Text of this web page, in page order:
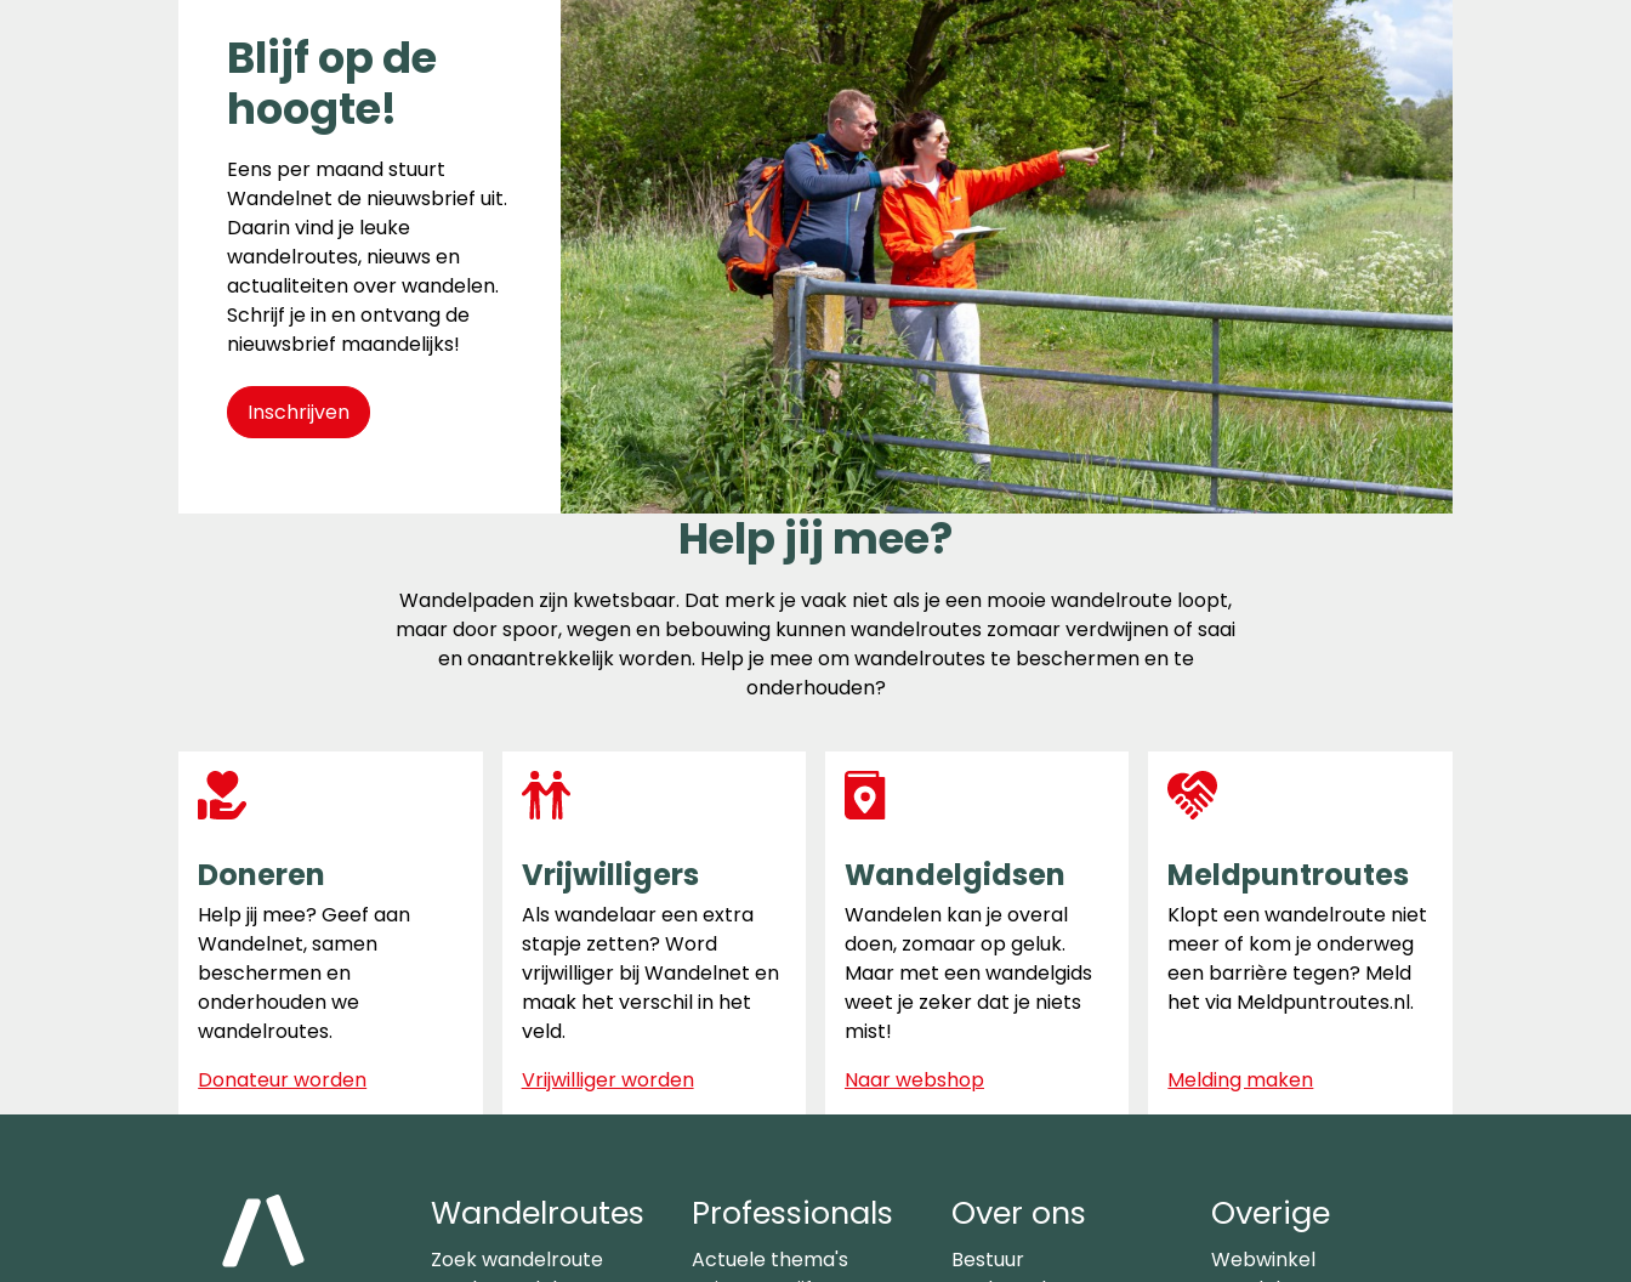
Blijf op de
hoogte!
Eens per maand stuurt
Wandelnet de nieuwsbrief uit.
Daarin vind je leuke
wandelroutes, nieuws en
actualiteiten over wandelen.
Schrijf je in en ontvang de
nieuwsbrief maandelijks!
Inschrijven
Help jij mee?
Wandelpaden zijn kwetsbaar. Dat merk je vaak niet als je een mooie wandelroute loopt,
maar door spoor, wegen en bebouwing kunnen wandelroutes zomaar verdwijnen of saai
en onaantrekkelijk worden. Help je mee om wandelroutes te beschermen en te
onderhouden?
Doneren
Help jij mee? Geef aan
Wandelnet, samen
beschermen en
onderhouden we
wandelroutes.
Donateur worden
Vrijwilligers
Als wandelaar een extra
stapje zetten? Word
vrijwilliger bij Wandelnet en
maak het verschil in het
veld.
Vrijwilliger worden
Wandelgidsen
Wandelen kan je overal
doen, zomaar op geluk.
Maar met een wandelgids
weet je zeker dat je niets
mist!
Naar webshop
Meldpuntroutes
Klopt een wandelroute niet
meer of kom je onderweg
een barrière tegen? Meld
het via Meldpuntroutes.nl.
Melding maken
Wandelroutes
Zoek wandelroute
Professionals
Actuele thema's
Over ons
Bestuur
Overige
Webwinkel